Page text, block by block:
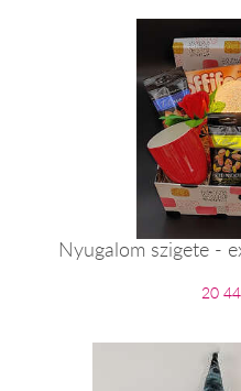
Nyugalom szigete -
20